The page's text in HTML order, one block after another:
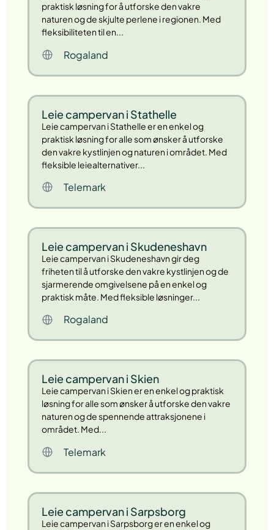
praktisk løsning for å utforske den vakre
naturen og de skjulte perlene i regionen. Med
fleksibiliteten til en...
Rogaland
Leie campervan i Stathelle
Leie campervan i Stathelle er en enkel og
praktisk løsning for alle som ønsker å utforske
den vakre kystlinjen og naturen i området. Med
fleksible leiealternativer...
Telemark
Leie campervan i Skudeneshavn
Leie campervan i Skudeneshavn gir deg
friheten til å utforske den vakre kystlinjen og de
sjarmerende omgivelsene på en enkel og
praktisk måte. Med fleksible løsninger...
Rogaland
Leie campervan i Skien
Leie campervan i Skien er en enkel og praktisk
løsning for alle som ønsker å utforske den vakre
naturen og de spennende attraksjonene i
området. Med...
Telemark
Leie campervan i Sarpsborg
Leie campervan i Sarpsborg er en enkel og